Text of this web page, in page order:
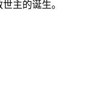
主的诞生。